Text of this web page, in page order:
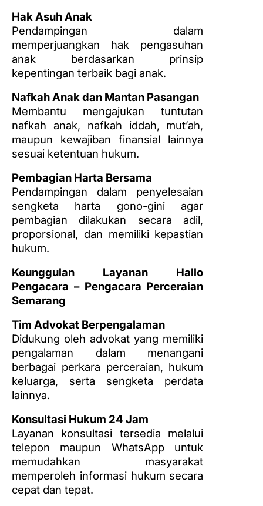
Hak Asuh Anak
Pendampingan dalam
memperjuangkan hak pengasuhan
anak berdasarkan prinsip
kepentingan terbaik bagi anak.
Nafkah Anak dan Mantan Pasangan
Membantu mengajukan tuntutan
nafkah anak, nafkah iddah, mut’ah,
maupun kewajiban finansial lainnya
sesuai ketentuan hukum.
Pembagian Harta Bersama
Pendampingan dalam penyelesaian
sengketa harta gono-gini agar
pembagian dilakukan secara adil,
proporsional, dan memiliki kepastian
hukum.
Keunggulan Layanan Hallo
Pengacara – Pengacara Perceraian
Semarang
Tim Advokat Berpengalaman
Didukung oleh advokat yang memiliki
pengalaman dalam menangani
berbagai perkara perceraian, hukum
keluarga, serta sengketa perdata
lainnya.
Konsultasi Hukum 24 Jam
Layanan konsultasi tersedia melalui
telepon maupun WhatsApp untuk
memudahkan masyarakat
memperoleh informasi hukum secara
cepat dan tepat.